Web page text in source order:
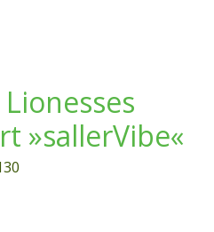
Lionesses
»sallerVibe«